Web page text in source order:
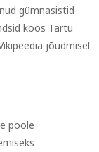
gümnasistid
koos Tartu
jõudmisel
poole